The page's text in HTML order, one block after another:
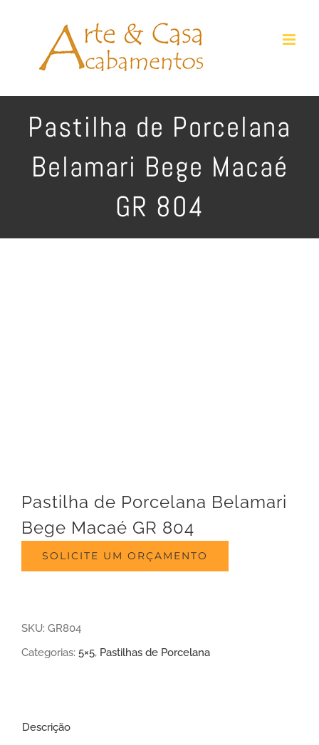
Pastilha de Porcelana
Belamari Bege Macaé
GR 804
Pastilha de Porcelana Belamari
Bege Macaé GR 804
SOLICITE UM ORÇAMENTO
SKU: GR804
Categorias: 5×5, Pastilhas de Porcelana
Descrição